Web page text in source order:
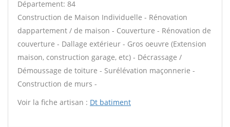
Département: 84
Construction de Maison Individuelle - Rénovation
dappartement / de maison - Couverture - Rénovation de
couverture - Dallage extérieur - Gros oeuvre (Extension
maison, construction garage, etc) - Décrassage /
Démoussage de toiture - Surélévation maçonnerie -
Construction de murs -
Voir la fiche artisan : Dt batiment